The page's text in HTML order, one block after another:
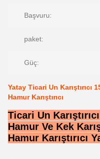
Başvuru:
paket:
Güç:
Yatay Ticari Un Karıştırıcı
Hamur Karıştırıcı
Ticari Un
Hamur Ve Kek
Hamur Karıştırıcı